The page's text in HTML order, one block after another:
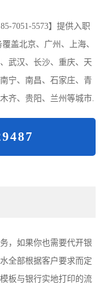
7051-5573】提供入职
盖北京、广州、上海、
武汉、长沙、重庆、天
宁、南昌、石家庄、青
齐、贵阳、兰州等城市.
，如果你也需要代开银
全部根据客户要求而定
板与银行实地打印的流